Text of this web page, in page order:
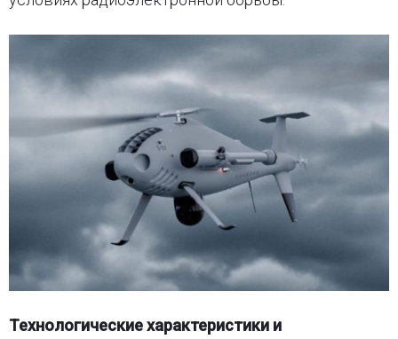
Технологические характеристики и